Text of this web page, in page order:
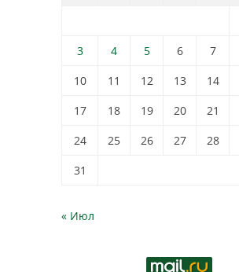
3
4 5 6 7
10
11 12 13 14
17
18 19 20 21
24
25 26 27 28
31
« Июл